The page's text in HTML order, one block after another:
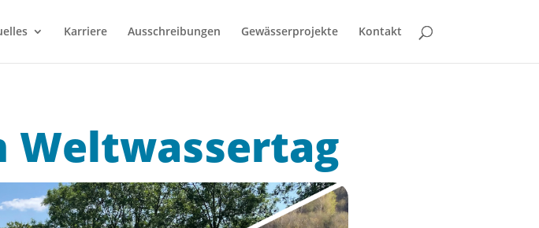
Karriere Ausschreibungen Gewässerprojekte Kontakt
Weltwassertag